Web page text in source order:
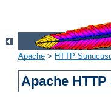
Apache > HTTP
Apache